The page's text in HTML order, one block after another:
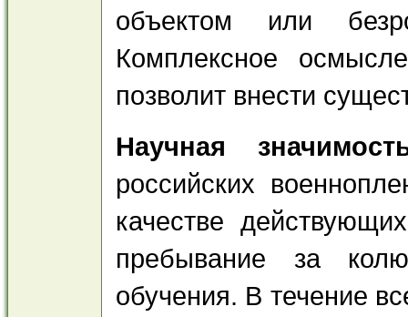
объектом или
Комплексное
позволит внести
Научная
российских
качестве
пребывание за
обучения. В течение